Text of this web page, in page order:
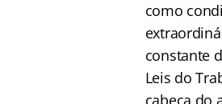
como
constante
Leis do
cabeça do